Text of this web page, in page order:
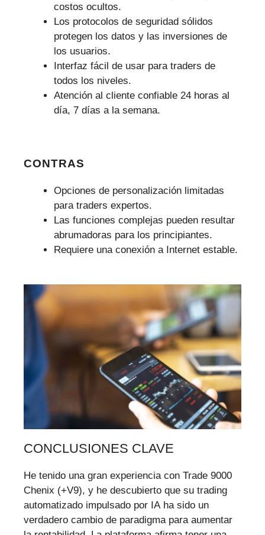
costos ocultos.
Los protocolos de seguridad sólidos
protegen los datos y las inversiones de
los usuarios.
Interfaz fácil de usar para traders de
todos los niveles.
Atención al cliente confiable 24 horas al
día, 7 días a la semana.
CONTRAS
Opciones de personalización limitadas
para traders expertos.
Las funciones complejas pueden resultar
abrumadoras para los principiantes.
Requiere una conexión a Internet estable.
CONCLUSIONES CLAVE
He tenido una gran experiencia con Trade 9000
Chenix (+V9), y he descubierto que su trading
automatizado impulsado por IA ha sido un
verdadero cambio de paradigma para aumentar